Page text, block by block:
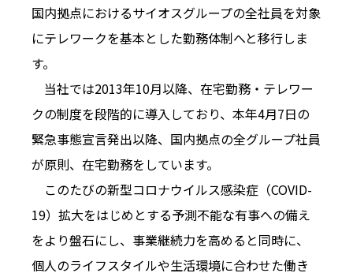
国内拠点におけるサイオスグループの全社員を対象
にテレワークを基本とした勤務体制へと移行しま
す。
当社では2013年10月以降、在宅勤務・テレワー
クの制度を段階的に導入しており、本年4月7日の
緊急事態宣言発出以降、国内拠点の全グループ社員
が原則、在宅勤務をしています。
このたびの新型コロナウイルス感染症（COVID-
19）拡大をはじめとする予測不能な有事への備え
をより盤石にし、事業継続力を高めると同時に、
個人のライフスタイルや生活環境に合わせた働き